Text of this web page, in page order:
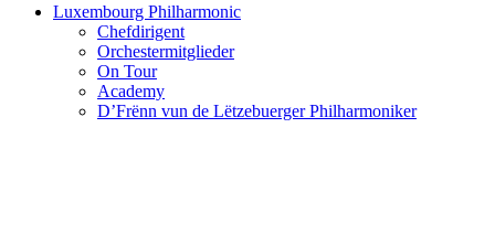
Luxembourg Philharmonic
Chefdirigent
Orchestermitglieder
On Tour
Academy
D’Frënn vun de Lëtzebuerger Philharmoniker